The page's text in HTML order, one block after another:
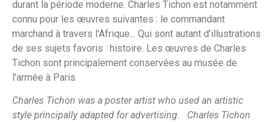
durant la période moderne. Charles Tichon est notamment
connu pour les œuvres suivantes : le commandant
marchand à travers l'Afrique... Qui sont autant d’illustrations
de ses sujets favoris : histoire. Les œuvres de Charles
Tichon sont principalement conservées au musée de
l'armée à Paris.
Charles Tichon was a poster artist who used an artistic
style principally adapted for advertising. Charles Tichon